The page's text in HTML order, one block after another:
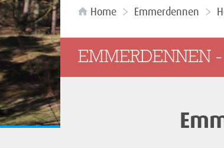
Home Emmerdennen
EMMERDENNEN -